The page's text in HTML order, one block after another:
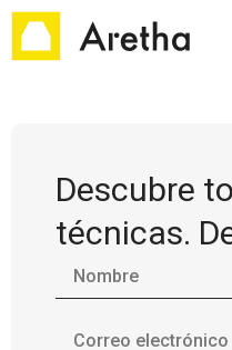
Descubre
técnicas.